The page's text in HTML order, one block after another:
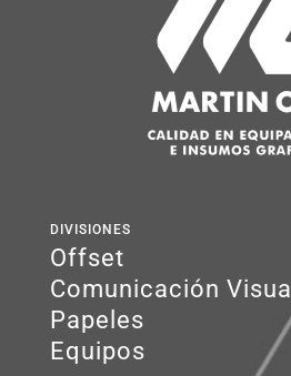
DIVISIONES
Offset
Comunicación Visual
Papeles
Equipos